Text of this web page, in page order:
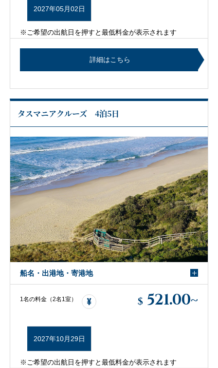
2027年05月02日
※ご希望の出航日を押すと最低料金が表示されます
詳細はこちら
タスマニアクルーズ 4泊5日
船名・出港地・寄港地
1名の料金（2名1室） $ 521.00~
2027年10月29日
※ご希望の出航日を押すと最低料金が表示されます